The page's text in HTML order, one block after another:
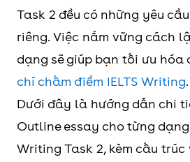
Task 2 đều có những yêu
riêng. Việc nắm vững cách
dạng sẽ giúp bạn tối ưu hóa
chí chấm điểm IELTS Writing.
Dưới đây là hướng dẫn chi
Outline essay cho từng
Writing Task 2, kèm cấu